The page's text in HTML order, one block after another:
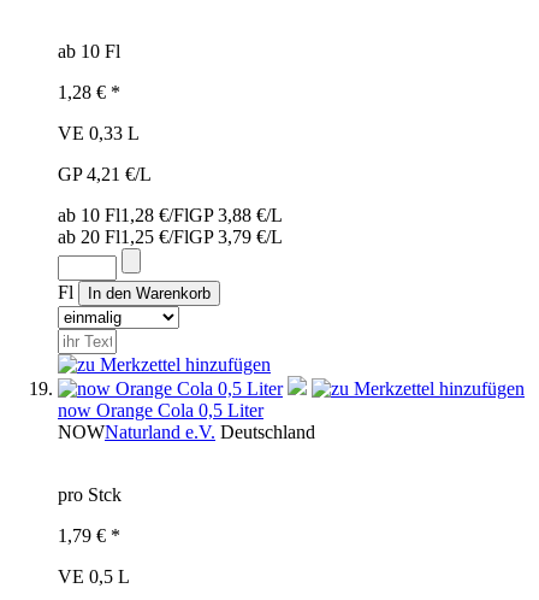
ab 10 Fl
1,28 € *
VE 0,33 L
GP 4,21 €/L
ab 10 Fl1,28 €/FlGP 3,88 €/L
ab 20 Fl1,25 €/FlGP 3,79 €/L
Fl
now Orange Cola 0,5 Liter
NOWNaturland e.V. Deutschland
pro Stck
1,79 € *
VE 0,5 L